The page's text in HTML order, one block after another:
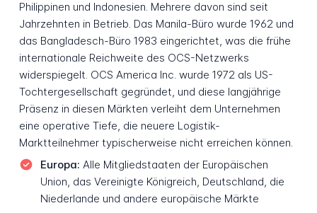
Philippinen und Indonesien. Mehrere davon sind seit
Jahrzehnten in Betrieb. Das Manila-Büro wurde 1962 und
das Bangladesch-Büro 1983 eingerichtet, was die frühe
internationale Reichweite des OCS-Netzwerks
widerspiegelt. OCS America Inc. wurde 1972 als US-
Tochtergesellschaft gegründet, und diese langjährige
Präsenz in diesen Märkten verleiht dem Unternehmen
eine operative Tiefe, die neuere Logistik-
Marktteilnehmer typischerweise nicht erreichen können.
Europa: Alle Mitgliedstaaten der Europäischen
Union, das Vereinigte Königreich, Deutschland, die
Niederlande und andere europäische Märkte